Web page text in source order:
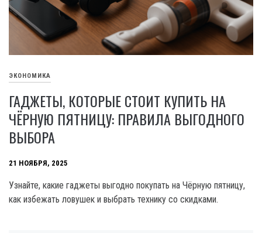
ЭКОНОМИКА
ГАДЖЕТЫ, КОТОРЫЕ СТОИТ КУПИТЬ НА
ЧЁРНУЮ ПЯТНИЦУ: ПРАВИЛА ВЫГОДНОГО
ВЫБОРА
21 НОЯБРЯ, 2025
Узнайте, какие гаджеты выгодно покупать на Чёрную пятницу,
как избежать ловушек и выбрать технику со скидками.